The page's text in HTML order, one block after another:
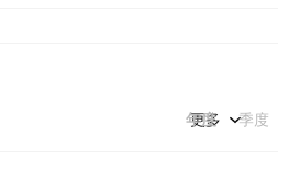
年度 季度
更多